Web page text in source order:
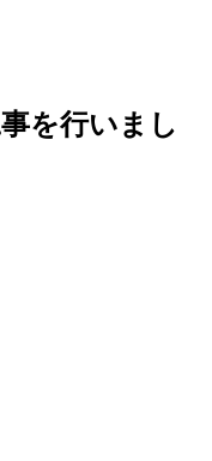
を行いまし